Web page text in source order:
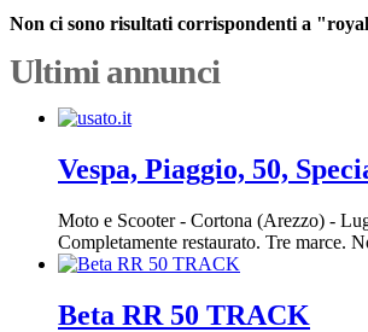
Non ci sono risultati corrispondenti a
Ultimi annunci
Vespa, Piaggio, 50,
Moto e Scooter- Cortona (Arezzo) -
Completamente restaurato. Tre marce.
Beta RR 50 TRACK